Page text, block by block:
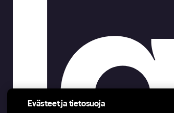
Evästeet ja tietosuoja